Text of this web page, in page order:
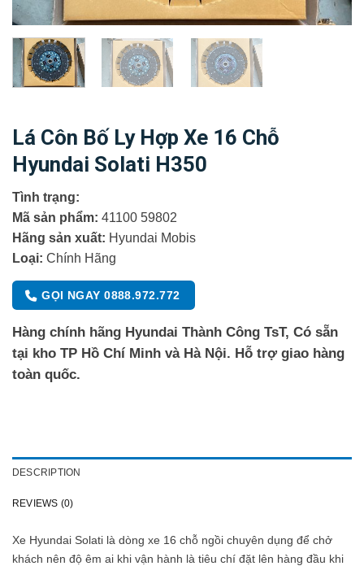
Lá Côn Bố Ly Hợp Xe 16 Chỗ
Hyundai Solati H350
Tình trạng:
Mã sản phẩm: 41100 59802
Hãng sản xuất: Hyundai Mobis
Loại: Chính Hãng
GỌI NGAY 0888.972.772
Hàng chính hãng Hyundai Thành Công TsT, Có sẵn
tại kho TP Hồ Chí Minh và Hà Nội. Hỗ trợ giao hàng
toàn quốc.
DESCRIPTION
REVIEWS (0)
Xe Hyundai Solati là dòng xe 16 chỗ ngồi chuyên dụng để chở
khách nên độ êm ai khi vận hành là tiêu chí đặt lên hàng đầu khi